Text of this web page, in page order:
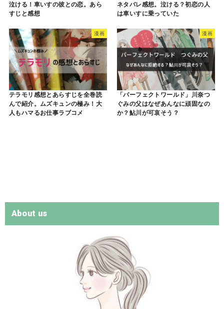
泣ける！車いすの彼との恋。あら
すじと感想
ネタバレ感想。泣ける？初恋の人
は車いすに乗っていた
漫画
テラモリ感想とあらすじを全巻読
んで紹介。ムズキュンの極み！大
人もハマるお仕事ラブコメ
漫画
「パーフェクトワールド」川奈つ
ぐみの父はなぜあんなに頑固なの
か？鮎川が可哀そう？
About us